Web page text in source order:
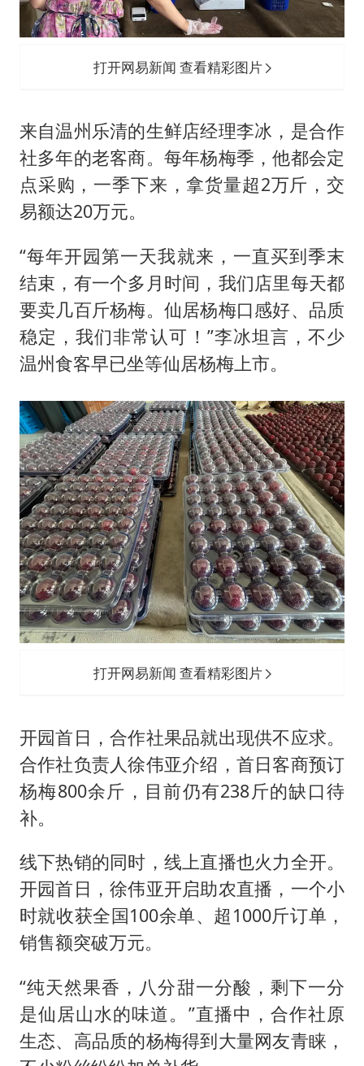
打开网易新闻 查看精彩图片
来自温州乐清的生鲜店经理李冰，是合作
社多年的老客商。每年杨梅季，他都会定
点采购，一季下来，拿货量超2万斤，交
易额达20万元。
“每年开园第一天我就来，一直买到季末
结束，有一个多月时间，我们店里每天都
要卖几百斤杨梅。仙居杨梅口感好、品质
稳定，我们非常认可！”李冰坦言，不少
温州食客早已坐等仙居杨梅上市。
打开网易新闻 查看精彩图片
开园首日，合作社果品就出现供不应求。
合作社负责人徐伟亚介绍，首日客商预订
杨梅800余斤，目前仍有238斤的缺口待
补。
线下热销的同时，线上直播也火力全开。
开园首日，徐伟亚开启助农直播，一个小
时就收获全国100余单、超1000斤订单，
销售额突破万元。
“纯天然果香，八分甜一分酸，剩下一分
是仙居山水的味道。”直播中，合作社原
生态、高品质的杨梅得到大量网友青睐，